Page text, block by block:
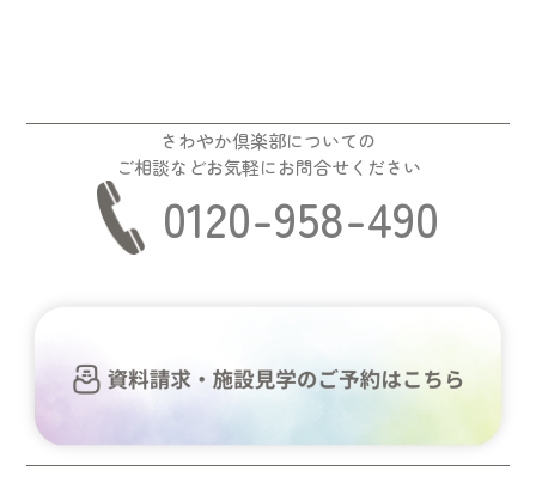
さわやか倶楽部についての
ご相談などお気軽にお問合せください
0120-958-490